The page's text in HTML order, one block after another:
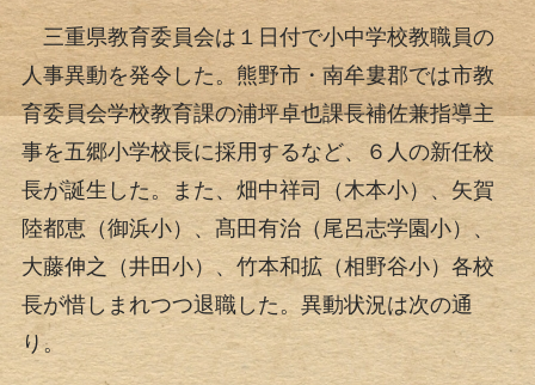
三重県教育委員会は１日付で小中学校教職員の
人事異動を発令した。熊野市・南牟婁郡では市教
育委員会学校教育課の浦坪卓也課長補佐兼指導主
事を五郷小学校長に採用するなど、６人の新任校
長が誕生した。また、畑中祥司（木本小）、矢賀
陸都恵（御浜小）、髙田有治（尾呂志学園小）、
大藤伸之（井田小）、竹本和拡（相野谷小）各校
長が惜しまれつつ退職した。異動状況は次の通
り。